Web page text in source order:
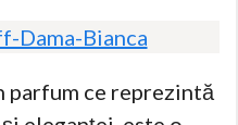
parfum ce reprezintă